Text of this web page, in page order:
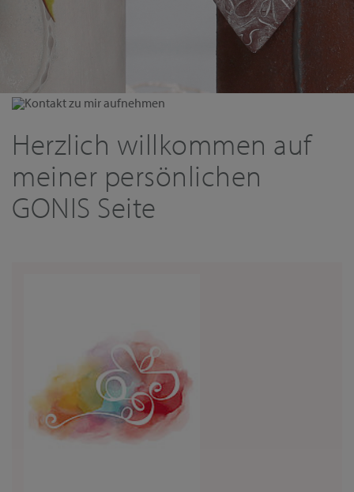
Kontakt zu mir aufnehmen
Herzlich willkommen auf
meiner persönlichen
GONIS Seite